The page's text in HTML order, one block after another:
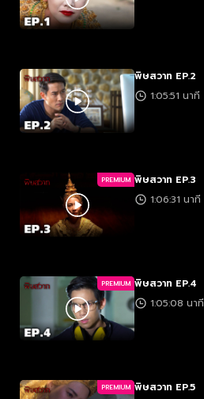
พิษสวาท EP.2
1:05:51 นาที
PREMIUM พิษสวาท EP.3
1:06:31 นาที
PREMIUM พิษสวาท EP.4
1:05:08 นาที
PREMIUM พิษสวาท EP.5